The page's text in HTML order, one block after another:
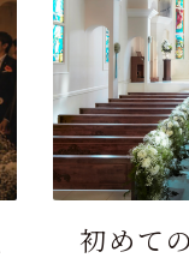
初めて